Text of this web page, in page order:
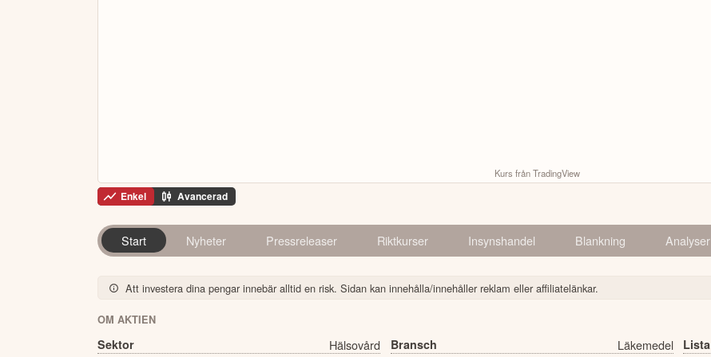
Kurs från TradingView
Enkel Avancerad
Start Nyheter Pressreleaser Riktkurser Insynshandel Blankning Analyser
Att investera dina pengar innebär alltid en risk. Sidan kan innehålla/innehåller reklam eller affiliatelänkar.
OM AKTIEN
Sektor Hälsovård Bransch Läkemedel Lista